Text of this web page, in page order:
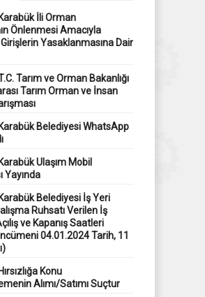
Karabük İli Orman
Önlenmesi Amacıyla
Yasaklanmasına Dair
Tarım ve Orman Bakanlığı
Tarım Orman ve İnsan
Karabük Belediyesi WhatsApp
Karabük Ulaşım Mobil
Yayında
Karabük Belediyesi İş Yeri
Ruhsatı Verilen İş
ve Kapanış Saatleri
04.01.2024 Tarih, 11
Hırsızlığa Konu
Alımı/Satımı Suçtur